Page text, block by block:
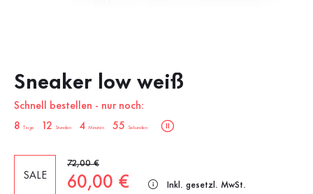
Sneaker low weiß
Schnell bestellen - nur noch:
sale.countdown.description
8 Tage 12 Stunden 4 Minuten 54 Sekunden
SALE
Alter Preis
72,00 €
Neuer Preis
60,00 € Inkl. gesetzl. MwSt.